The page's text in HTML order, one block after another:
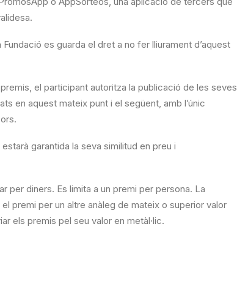
es guarda el dret a no fer lliurament d’aquest
el participant autoritza la publicació de les seves
en aquest mateix punt i el següent, amb l’únic
garantida la seva similitud en preu i
per diners. Es limita a un premi per persona. La
premi per un altre anàleg de mateix o superior valor
els premis pel seu valor en metàl·lic.